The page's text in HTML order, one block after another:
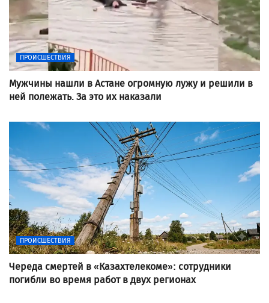
ПРОИСШЕСТВИЯ
Мужчины нашли в Астане огромную лужу и решили в
ней полежать. За это их наказали
ПРОИСШЕСТВИЯ
Череда смертей в «Казахтелекоме»: сотрудники
погибли во время работ в двух регионах